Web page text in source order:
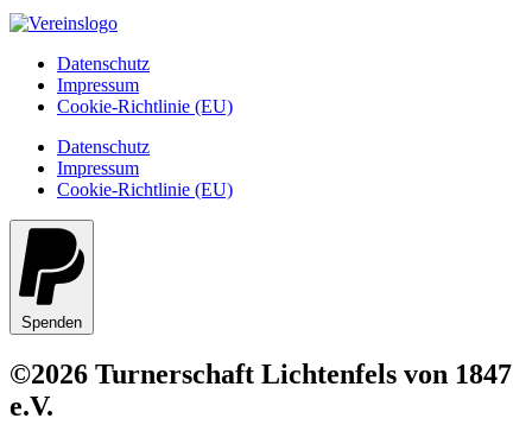
Datenschutz
Impressum
Cookie-Richtlinie (EU)
Datenschutz
Impressum
Cookie-Richtlinie (EU)
Spenden
©2026 Turnerschaft Lichtenfels von 1847
e.V.